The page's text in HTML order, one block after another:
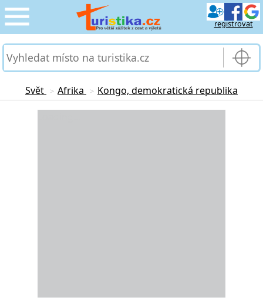
registrovat
CESTOVÁNÍ
PRO TURISTY
Svět > Afrika > Kongo, demokratická republika